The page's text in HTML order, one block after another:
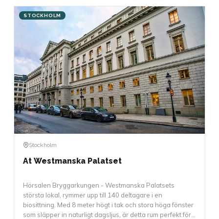
STOCKHOLM
Stockholm
At Westmanska Palatset
Hörsalen Bryggarkungen - Westmanska Palatsets
största lokal, rymmer upp till 140 deltagare i en
biosittning. Med 8 meter högt i tak och stora höga fönster
som släpper in naturligt dagsljus, är detta rum perfekt för